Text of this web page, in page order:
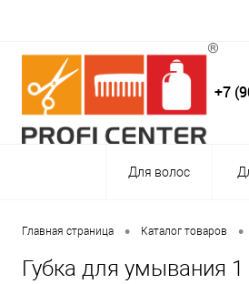
+7
Для волос
Главная страница • Каталог товаров •
Губка для умывания 1